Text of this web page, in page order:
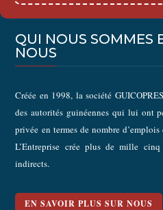
QUI NOUS SOMMES
NOUS
Créée en 1998, la société
des autorités guinéennes qui lui ont
privée en termes de nombre
L’Entreprise crée plus de mille
indirects.
EN SAVOIR PLUS SUR NOUS